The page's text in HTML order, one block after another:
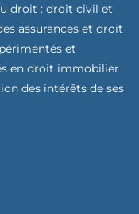
droit : droit civil et
assurances et droit
et
en droit immobilier
des intérêts de ses